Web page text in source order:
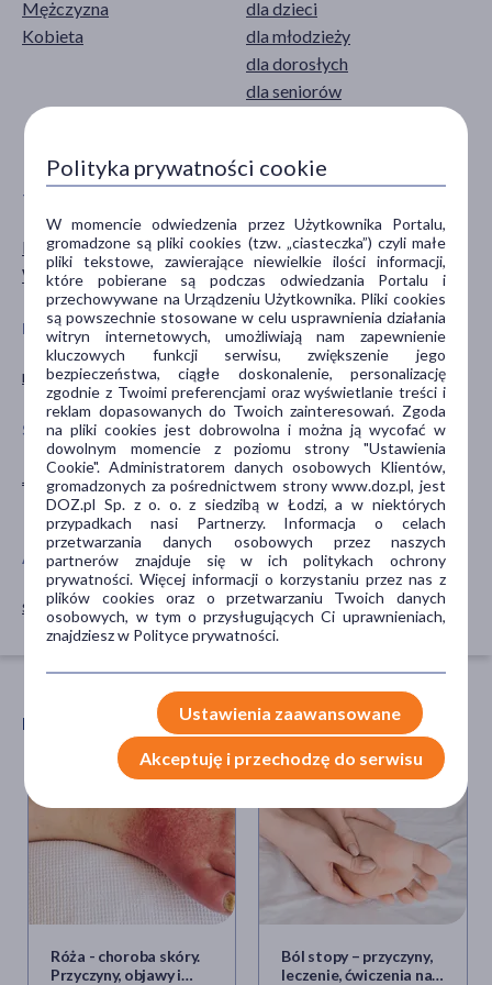
Mężczyzna
Kobieta
dla dzieci
dla młodzieży
dla dorosłych
dla seniorów
TYP PRODUKTU
Materiały opatrunkowe
Wyrób medyczny
opaska
opatrunek
PROBLEM
rana
CZĘŚĆ CIAŁA
dłonie
SPECYFIKA
Jednorazowe
PORA STOSOWANIA
na dzień
na noc
AKCESORIA
siatka
POLECANE ARTYKUŁY
Róża - choroba skóry.
Przyczyny, objawy i
Ból stopy – przyczyny,
leczenie, ćwiczenia na
Polityka prywatności cookie
W momencie odwiedzenia przez Użytkownika Portalu,
gromadzone są pliki cookies (tzw. „ciasteczka”) czyli małe
pliki tekstowe, zawierające niewielkie ilości informacji,
które pobierane są podczas odwiedzania Portalu i
przechowywane na Urządzeniu Użytkownika. Pliki cookies
są powszechnie stosowane w celu usprawnienia działania
witryn internetowych, umożliwiają nam zapewnienie
kluczowych funkcji serwisu, zwiększenie jego
bezpieczeństwa, ciągłe doskonalenie, personalizację
zgodnie z Twoimi preferencjami oraz wyświetlanie treści i
reklam dopasowanych do Twoich zainteresowań. Zgoda
na pliki cookies jest dobrowolna i można ją wycofać w
dowolnym momencie z poziomu strony "Ustawienia
Cookie". Administratorem danych osobowych Klientów,
gromadzonych za pośrednictwem strony www.doz.pl, jest
DOZ.pl Sp. z o. o. z siedzibą w Łodzi, a w niektórych
przypadkach nasi Partnerzy. Informacja o celach
przetwarzania danych osobowych przez naszych
partnerów znajduje się w ich politykach ochrony
prywatności. Więcej informacji o korzystaniu przez nas z
plików cookies oraz o przetwarzaniu Twoich danych
osobowych, w tym o przysługujących Ci uprawnieniach,
znajdziesz w Polityce prywatności.
Ustawienia zaawansowane
Akceptuję i przechodzę do serwisu